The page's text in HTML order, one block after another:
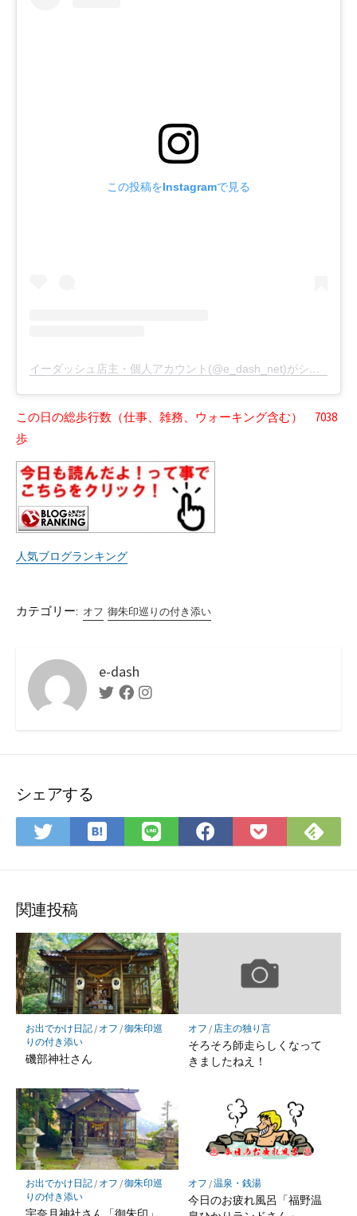
この投稿をInstagramで見る
イーダッシュ店主・個人アカウント(@e_dash_net)がシェアした投稿
この日の総歩行数（仕事、雑務、ウォーキング含む） 7038
歩
人気ブログランキング
カテゴリー: オフ 御朱印巡りの付き添い
e-dash
TwitterFacebookInstagram
シェアする
Twitter
で
ア
は
て
ク
マ
ー
ク
に
保
存
LINE
で
Facebook
で
Pocket
に
で
関連投稿
お出でかけ日記/ オフ /御朱印巡
りの付き添い
磯部神社さん
オフ / 店主の独り言
そろそろ師走らしくなって
きましたねえ！
お出でかけ日記/ オフ /御朱印巡
りの付き添い
オフ /温泉・銭湯
今日のお疲れ風呂「福野温